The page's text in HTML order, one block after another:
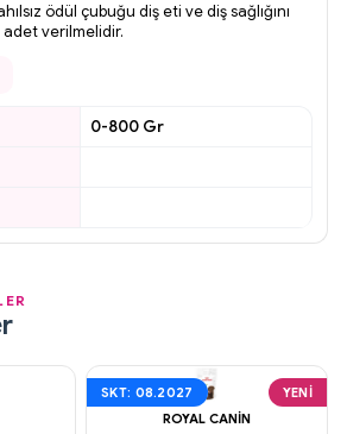
ödül çubuğu diş eti ve diş sağlığını
verilmelidir.
0-800 Gr
SKT: 08.2027
YENI
ROYAL CANIN